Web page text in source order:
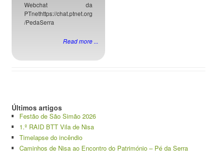
Webchat da
PTnethttps://chat.ptnet.org
/PedaSerra
Read more ...
Últimos artigos
Festão de São Simão 2026
1.º RAID BTT Vila de Nisa
Timelapse do incêndio
Caminhos de Nisa ao Encontro do Património – Pé da Serra